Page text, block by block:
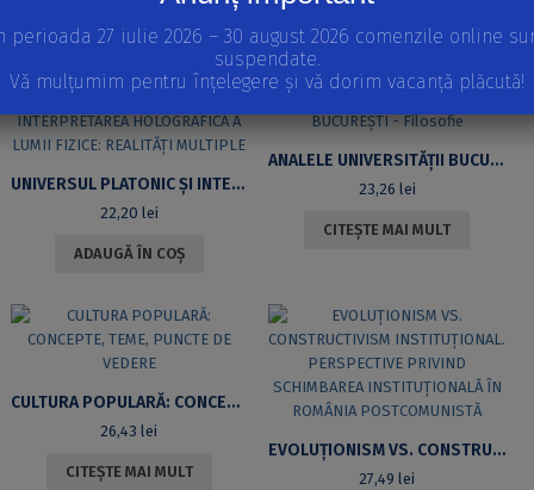
ADAUGĂ ÎN COȘ CITEȘTE MAI MULT
UNIVERSUL PLATONIC ŞI INTERPRETAREA HOLOGRAFICĂ A LUMII FIZICE: REALITĂŢI MULTIPLE
22,20 lei
ADAUGĂ ÎN COȘ
ANALELE UNIVERSITĂŢII BUCUREŞTI – FILOSOFIE
23,26 lei
CITEȘTE MAI MULT
CULTURA POPULARĂ: CONCEPTE, TEME, PUNCTE DE VEDERE
26,43lei
CITEȘTE MAI MULT
EVOLUŢIONISM VS. CONSTRUCTIVISM INSTITUŢIONAL. PERSPECTIVE PRIVIND SCHIMBAREA INSTITUŢIONALĂ ÎN ROMÂNIA POSTCOMUNISTĂ
27,49lei
perioada 27 iulie 2026 – 30 august 2026 comenzile online
suspendate.
Vă mulțumim pentru înțelegere și vă dorim vacanță plăcută!